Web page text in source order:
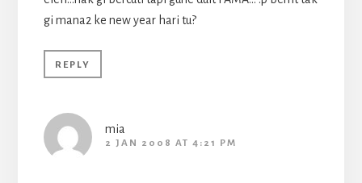
gi mana2 ke new year hari tu?
REPLY
mia
2 JAN 2008 AT 4:21 PM